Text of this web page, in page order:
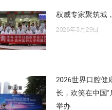
权威专家聚筑城
2026年5月29日
2026世界口腔健
长，欢笑在中国
举办